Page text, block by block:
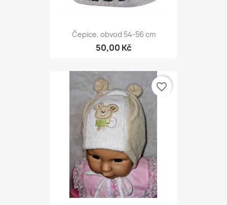
Čepice, obvod 54-56 cm
50,00 Kč
favorite_border